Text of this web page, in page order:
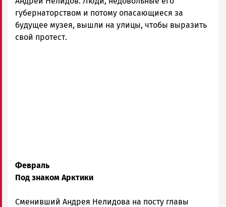
губернаторством и потому опасающиеся за
будущее музея, вышли на улицы, чтобы выразить
свой протест.
Февраль
Под знаком Арктики
Сменивший Андрея Нелидова на посту главы